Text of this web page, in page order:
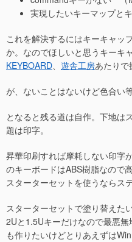
実現したいキーマップと
これを解決するにはキーキャッ
か。なのでほしいと思うキーキ
KEYBOARD、 遊舎工房あたりで
が、ないことはないけど色合い
となると残る道は自作。下地は
題は印字。
昇華印刷すれば摩耗しない印字
のキーボードはABS樹脂なので
スターターセットを使うならス
スターターセットで塗り替えた
2Uと1.5Uキーだけなので最悪
も作りたいけどとりあえずは